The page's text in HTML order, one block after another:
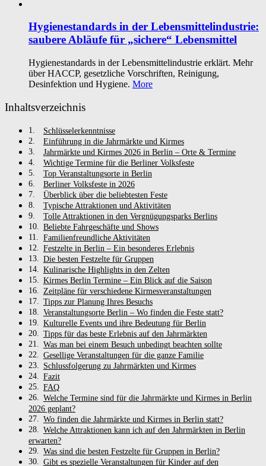
Hygienestandards in der Lebensmittelindustrie:
saubere Abläufe für „sichere“ Lebensmittel
Hygienestandards in der Lebensmittelindustrie erklärt. Mehr
über HACCP, gesetzliche Vorschriften, Reinigung,
Desinfektion und Hygiene. More
Inhaltsverzeichnis
Schlüsselerkenntnisse
Einführung in die Jahrmärkte und Kirmes
Jahrmärkte und Kirmes 2026 in Berlin – Orte & Termine
Wichtige Termine für die Berliner Volksfeste
Top Veranstaltungsorte in Berlin
Berliner Volksfeste in 2026
Überblick über die beliebtesten Feste
Typische Attraktionen und Aktivitäten
Tolle Attraktionen in den Vergnügungsparks Berlins
Beliebte Fahrgeschäfte und Shows
Familienfreundliche Aktivitäten
Festzelte in Berlin – Ein besonderes Erlebnis
Die besten Festzelte für Gruppen
Kulinarische Highlights in den Zelten
Kirmes Berlin Termine – Ein Blick auf die Saison
Zeitpläne für verschiedene Kirmesveranstaltungen
Tipps zur Planung Ihres Besuchs
Veranstaltungsorte Berlin – Wo finden die Feste statt?
Kulturelle Events und ihre Bedeutung für Berlin
Tipps für das beste Erlebnis auf den Jahrmärkten
Was man bei einem Besuch unbedingt beachten sollte
Gesellige Veranstaltungen für die ganze Familie
Schlussfolgerung zu Jahrmärkten und Kirmes
Fazit
FAQ
Welche Termine sind für die Jahrmärkte und Kirmes in Berlin
2026 geplant?
Wo finden die Jahrmärkte und Kirmes in Berlin statt?
Welche Attraktionen kann ich auf den Jahrmärkten in Berlin
erwarten?
Was sind die besten Festzelte für Gruppen in Berlin?
Gibt es spezielle Veranstaltungen für Kinder auf den